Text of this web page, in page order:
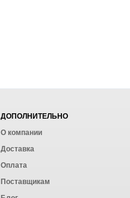
ДОПОЛНИТЕЛЬНО
О компании
Доставка
Оплата
Поставщикам